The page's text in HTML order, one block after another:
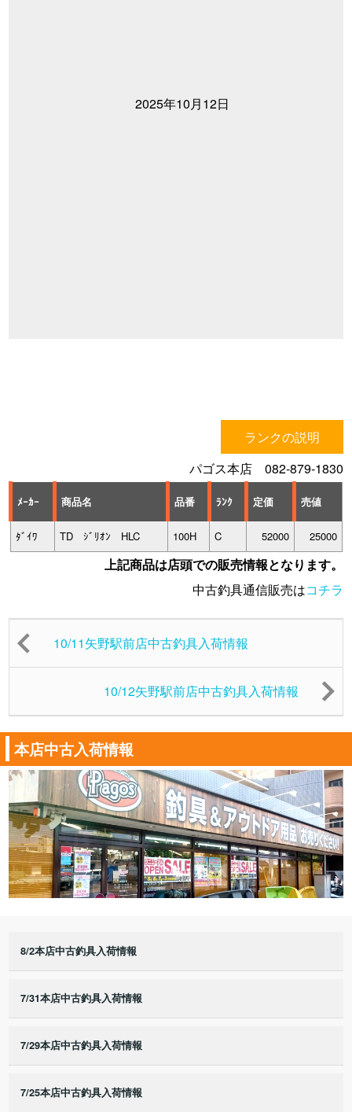
2025年10月12日
ランクの説明
パゴス本店 082-879-1830
ﾒｰｶｰ 商品名 品番 ﾗﾝｸ 定価 売値
ﾀﾞｲﾜ TD ｼﾞﾘｵﾝ HLC 100H C 52000 25000
上記商品は店頭での販売情報となります。
中古釣具通信販売はコチラ
10/11矢野駅前店中古釣具入荷情報
10/12矢野駅前店中古釣具入荷情報
本店中古入荷情報
8/2本店中古釣具入荷情報
7/31本店中古釣具入荷情報
7/29本店中古釣具入荷情報
7/25本店中古釣具入荷情報